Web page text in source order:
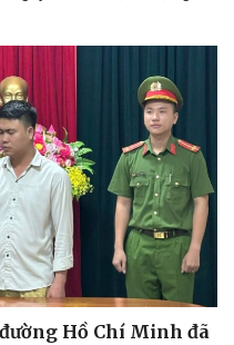
Hồ Chí Minh đã